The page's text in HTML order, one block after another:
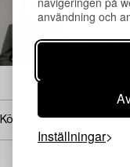
användning och
Inställningar
Julia
Ansvarig
+46 (0)791
Köpinformation